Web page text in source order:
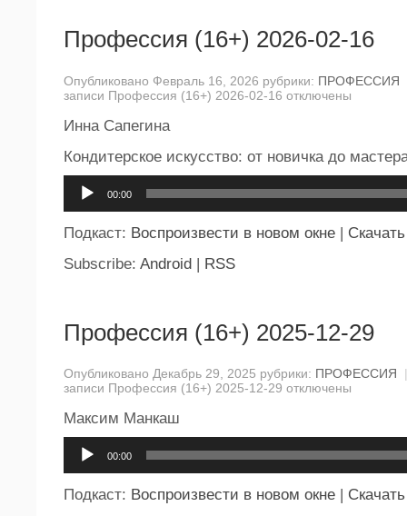
Профессия (16+) 2026-02-16
Опубликовано Февраль 16, 2026 рубрики: ПРОФЕССИЯ
записи Профессия (16+) 2026-02-16 отключены
Инна Сапегина
Кондитерское искусство: от новичка до
00:00
Подкаст: Воспроизвести в новом окне | Скачать
Subscribe: Android | RSS
Профессия (16+) 2025-12-29
Опубликовано Декабрь 29, 2025 рубрики: ПРОФЕССИЯ
|
записи Профессия (16+) 2025-12-29 отключены
Максим Манкаш
00:00
Подкаст: Воспроизвести в новом окне
Скачать